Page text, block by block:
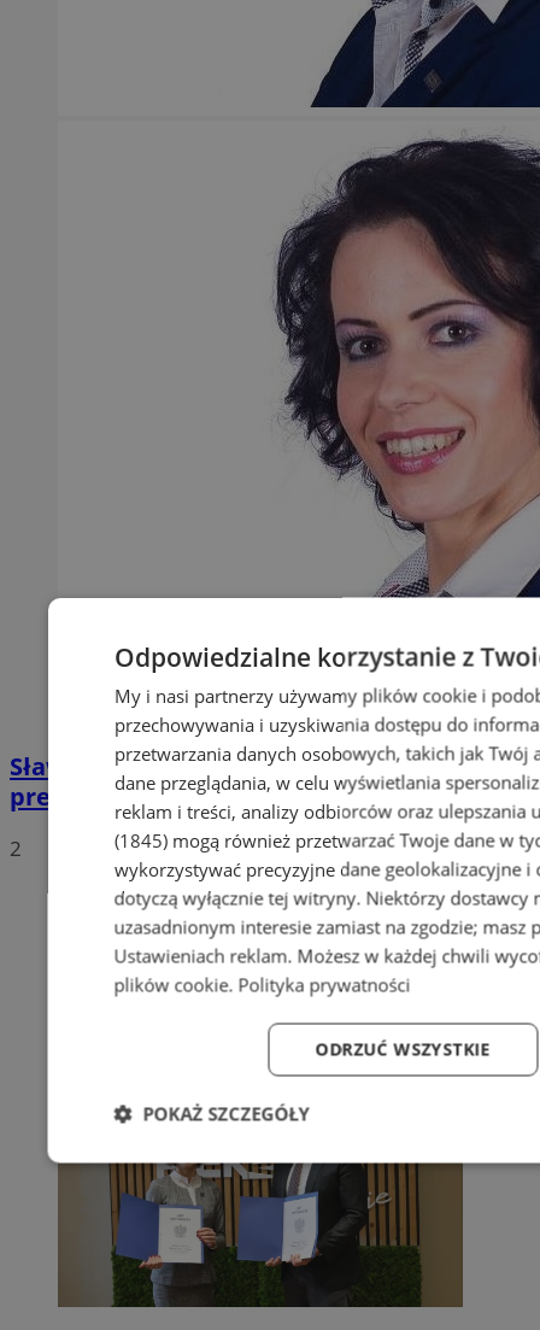
Sława Umińska-Duraj ponownie na fotelu
prezydenckim
2
Odpowiedzialne korzystanie z
My i nasi partnerzy używamy plików cookie i
przechowywania i uzyskiwania dostępu do
przetwarzania danych osobowych, takich jak
dane przeglądania, w celu wyświetlania
reklam i treści, analizy odbiorców oraz ulepszania
(1845)mogą również przetwarzać Twoje dane w
wykorzystywać precyzyjne dane geolokalizacyjne
dotyczą wyłącznie tej witryny. Niektórzy dostawcy
uzasadnionym interesie zamiast na zgodzie; masz
Ustawieniach reklam. Możesz w każdej chwili
plików cookie. Polityka prywatności
ODRZUĆ WSZYSTKIE
POKAŻ SZCZEGÓŁY
Niezbędne Wydajność Targetowanie